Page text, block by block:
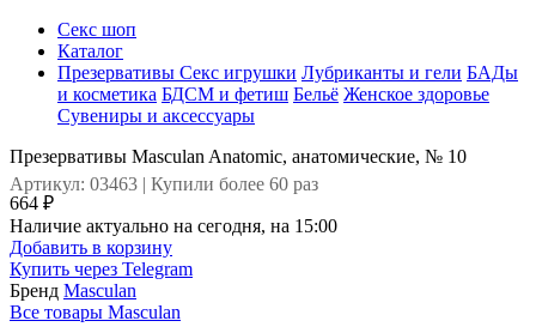
Секс шоп
Каталог
Презервативы Секс игрушки Лубриканты и гели БАДы
и косметика БДСМ и фетиш Бельё Женское здоровье
Сувениры и аксессуары
Презервативы Masculan Anatomic, анатомические, № 10
Артикул: 03463 | Купили более 60 раз
664 ₽
Наличие актуально на сегодня, на 15:00
Добавить в корзину
Купить через Telegram
Бренд Masculan
Все товары Masculan